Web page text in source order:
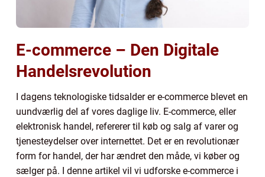
E-commerce – Den Digitale
Handelsrevolution
I dagens teknologiske tidsalder er e-commerce blevet en
uundværlig del af vores daglige liv. E-commerce, eller
elektronisk handel, refererer til køb og salg af varer og
tjenesteydelser over internettet. Det er en revolutionær
form for handel, der har ændret den måde, vi køber og
sælger på. I denne artikel vil vi udforske e-commerce i